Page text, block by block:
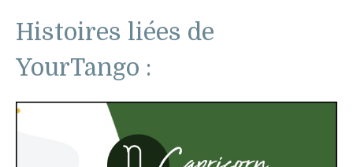
Histoires liées de
YourTango :